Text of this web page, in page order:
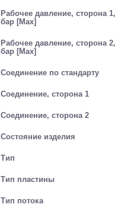
Рабочее давление, сторона 1,
бар [Max]
Рабочее давление, сторона 2,
бар [Max]
Соединение по стандарту
Соединение, сторона 1
Соединение, сторона 2
Состояние изделия
Тип
Тип пластины
Тип потока